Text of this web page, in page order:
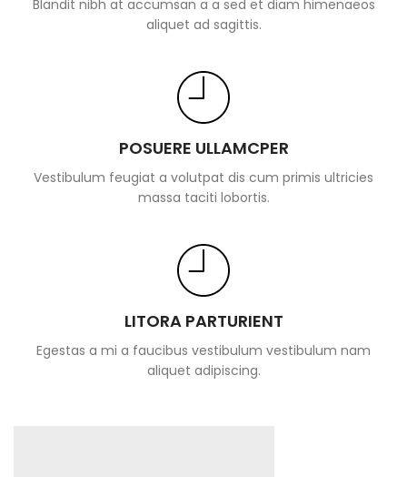
Blandit nibh at accumsan a a sed et diam himenaeos
aliquet ad sagittis.
POSUERE ULLAMCPER
Vestibulum feugiat a volutpat dis cum primis ultricies
massa taciti lobortis.
LITORA PARTURIENT
Egestas a mi a faucibus vestibulum vestibulum nam
aliquet adipiscing.